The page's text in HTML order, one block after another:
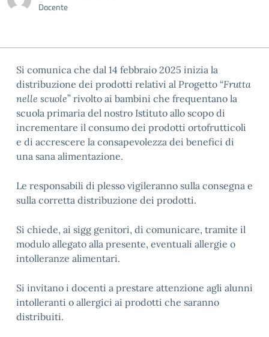
Docente
Si comunica che dal 14 febbraio 2025 inizia la
distribuzione dei prodotti relativi al Progetto “Frutta
nelle scuole” rivolto ai bambini che frequentano la
scuola primaria del nostro Istituto allo scopo di
incrementare il consumo dei prodotti ortofrutticoli
e di accrescere la consapevolezza dei benefici di
una sana alimentazione.
Le responsabili di plesso vigileranno sulla consegna e
sulla corretta distribuzione dei prodotti.
Si chiede, ai sigg genitori, di comunicare, tramite il
modulo allegato alla presente, eventuali allergie o
intolleranze alimentari.
Si invitano i docenti a prestare attenzione agli alunni
intolleranti o allergici ai prodotti che saranno
distribuiti.